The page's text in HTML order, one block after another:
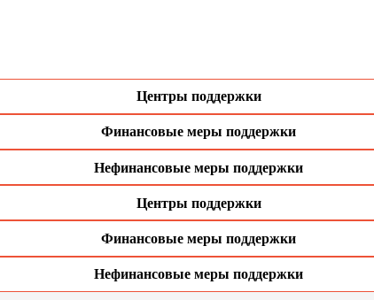
Центры поддержки
Финансовые меры поддержки
Нефинансовые меры поддержки
Центры поддержки
Финансовые меры поддержки
Нефинансовые меры поддержки